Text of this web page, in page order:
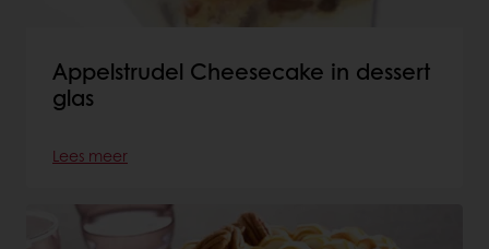
Appelstrudel Cheesecake in dessert
glas
Lees meer